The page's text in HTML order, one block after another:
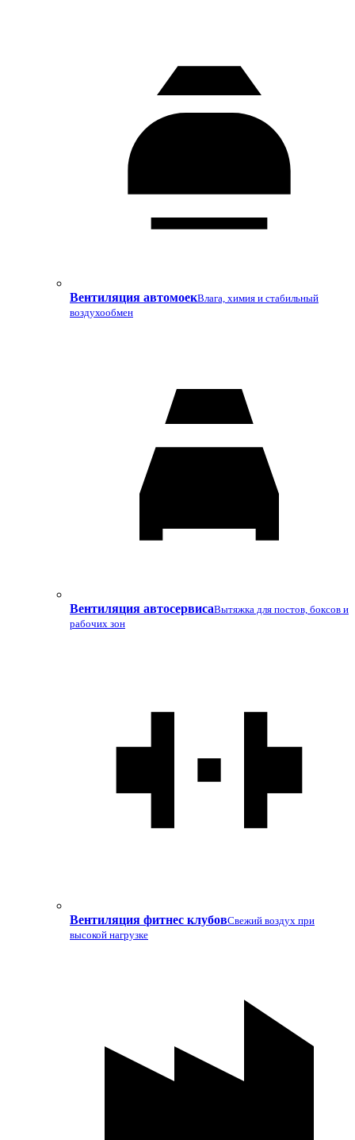
Вентиляция автомоекВлага, химия и стабильный
воздухообмен
Вентиляция автосервисаВытяжка для постов, боксов и
рабочих зон
Вентиляция фитнес клубовСвежий воздух при
высокой нагрузке